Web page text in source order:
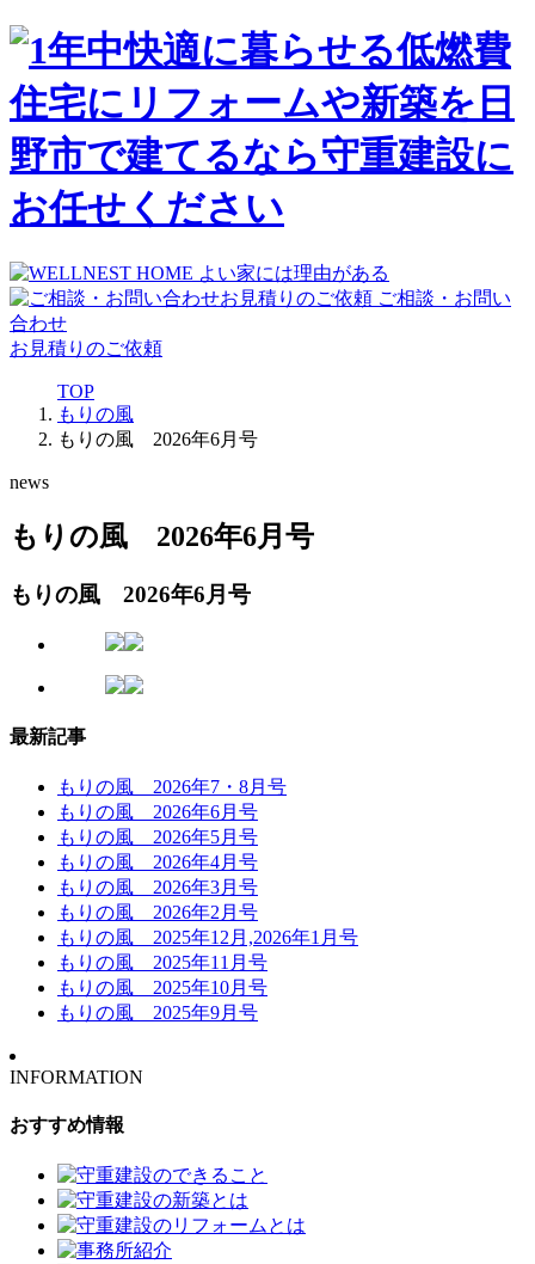
ご相談・お問い
合わせ
お見積りのご依頼
TOP
もりの風
もりの風 2026年6月号
news
もりの風 2026年6月号
もりの風 2026年6月号
最新記事
もりの風 2026年7・8月号
もりの風 2026年6月号
もりの風 2026年5月号
もりの風 2026年4月号
もりの風 2026年3月号
もりの風 2026年2月号
もりの風 2025年12月,2026年1月号
もりの風 2025年11月号
もりの風 2025年10月号
もりの風 2025年9月号
INFORMATION
おすすめ情報